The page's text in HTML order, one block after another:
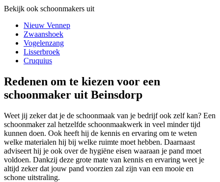
Bekijk ook schoonmakers uit
Nieuw Vennep
Zwaanshoek
Vogelenzang
Lisserbroek
Cruquius
Redenen om te kiezen voor een
schoonmaker uit Beinsdorp
Weet jij zeker dat je de schoonmaak van je bedrijf ook zelf kan? Een
schoonmaker zal hetzelfde schoonmaakwerk in veel minder tijd
kunnen doen. Ook heeft hij de kennis en ervaring om te weten
welke materialen hij bij welke ruimte moet hebben. Daarnaast
adviseert hij je ook over de hygiëne eisen waaraan je pand moet
voldoen. Dankzij deze grote mate van kennis en ervaring weet je
altijd zeker dat jouw pand voorzien zal zijn van een mooie en
schone uitstraling.